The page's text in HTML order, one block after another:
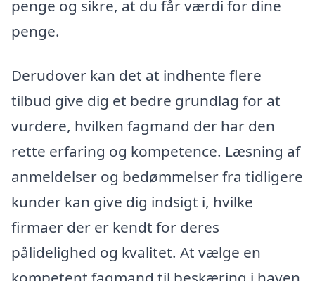
penge og sikre, at du får værdi for dine
penge.
Derudover kan det at indhente flere
tilbud give dig et bedre grundlag for at
vurdere, hvilken fagmand der har den
rette erfaring og kompetence. Læsning af
anmeldelser og bedømmelser fra tidligere
kunder kan give dig indsigt i, hvilke
firmaer der er kendt for deres
pålidelighed og kvalitet. At vælge en